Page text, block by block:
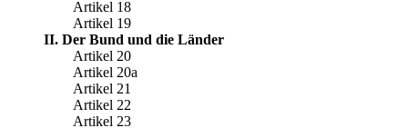
Artikel 18
Artikel 19
II. Der Bund und die Länder
Artikel 20
Artikel 20a
Artikel 21
Artikel 22
Artikel 23